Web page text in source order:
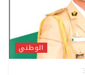
الوطني